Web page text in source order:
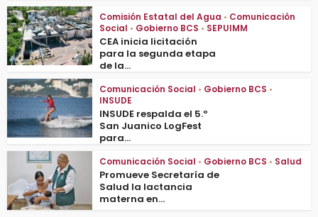
Comisión Estatal del Agua • Comunicación
Social • Gobierno BCS • SEPUIMM
CEA inicia licitación
para la segunda etapa
de la...
Comunicación Social • Gobierno BCS •
INSUDE
INSUDE respalda el 5.º
San Juanico LogFest
para...
Comunicación Social • Gobierno BCS • Salud
Promueve Secretaría de
Salud la lactancia
materna en...